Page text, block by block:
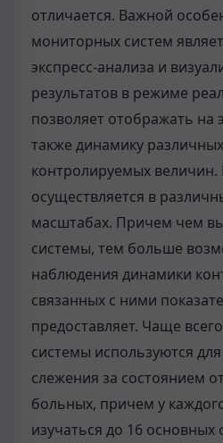
отличается. Важной
мониторных систем
экспресс-анализа и
результатов в режиме
позволяет отображать на
также динамику
контролируемых величин.
осуществляется в
масштабах. Причем чем
системы, тем больше
наблюдения динамики
связанных с ними
предоставляет. Чаще
системы используются
слежения за состоянием
больных, причем у
изучаться до 16 основных